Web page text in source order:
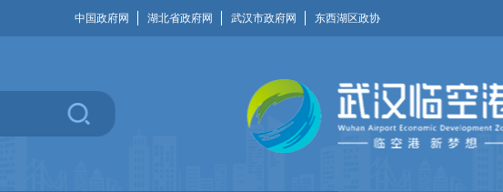
中国政府网 湖北省政府网 武汉市政府网 东西湖区政协